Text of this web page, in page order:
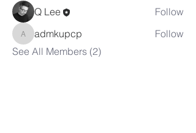
Q Lee Follow
admkupcp
admkupcp
Follow
See All Members (2)